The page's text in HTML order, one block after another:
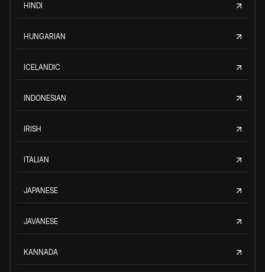
HINDI
HUNGARIAN
ICELANDIC
INDONESIAN
IRISH
ITALIAN
JAPANESE
JAVANESE
KANNADA